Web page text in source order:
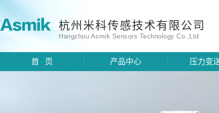
杭州米科传感技术有限公司
Hangzhou Asmik Sensors Technology Co.,Ltd
首 页 产品中心 压力变